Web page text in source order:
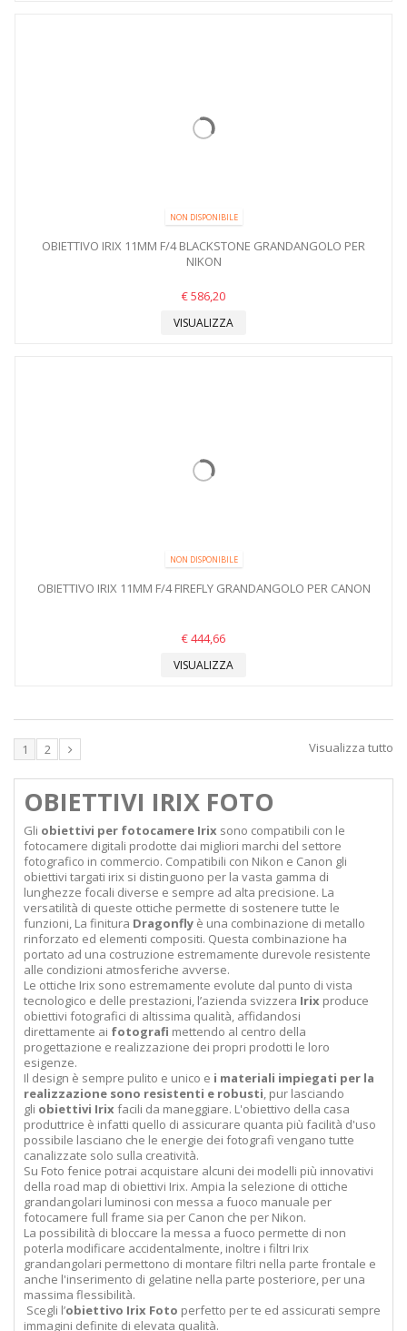
NON DISPONIBILE
OBIETTIVO IRIX 11MM F/4 BLACKSTONE GRANDANGOLO PER
NIKON
€ 586,20
VISUALIZZA
NON DISPONIBILE
OBIETTIVO IRIX 11MM F/4 FIREFLY GRANDANGOLO PER CANON
€ 444,66
VISUALIZZA
Visualizza tutto
1 2
OBIETTIVI IRIX FOTO
Gli obiettivi per fotocamere Irix sono compatibili con le
fotocamere digitali prodotte dai migliori marchi del settore
fotografico in commercio. Compatibili con Nikon e Canon gli
obiettivi targati irix si distinguono per la vasta gamma di
lunghezze focali diverse e sempre ad alta precisione. La
versatilità di queste ottiche permette di sostenere tutte le
funzioni, La finitura Dragonfly è una combinazione di metallo
rinforzato ed elementi compositi. Questa combinazione ha
portato ad una costruzione estremamente durevole resistente
alle condizioni atmosferiche avverse.
Le ottiche Irix sono estremamente evolute dal punto di vista
tecnologico e delle prestazioni, l’azienda svizzera Irix produce
obiettivi fotografici di altissima qualità, affidandosi
direttamente ai fotografi mettendo al centro della
progettazione e realizzazione dei propri prodotti le loro
esigenze.
Il design è sempre pulito e unico e i materiali impiegati per la
realizzazione sono resistenti e robusti, pur lasciando
gli obiettivi Irix facili da maneggiare. L'obiettivo della casa
produttrice è infatti quello di assicurare quanta più facilità d'uso
possibile lasciano che le energie dei fotografi vengano tutte
canalizzate solo sulla creatività.
Su Foto fenice potrai acquistare alcuni dei modelli più innovativi
della road map di obiettivi Irix. Ampia la selezione di ottiche
grandangolari luminosi con messa a fuoco manuale per
fotocamere full frame sia per Canon che per Nikon.
La possibilità di bloccare la messa a fuoco permette di non
poterla modificare accidentalmente, inoltre i filtri Irix
grandangolari permettono di montare filtri nella parte frontale e
anche l'inserimento di gelatine nella parte posteriore, per una
massima flessibilità.
Scegli l’obiettivo Irix Foto perfetto per te ed assicurati sempre
immagini definite di elevata qualità.